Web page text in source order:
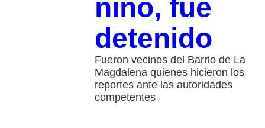
niño, fue
detenido
Fueron vecinos del Barrio de La
Magdalena quienes hicieron los
reportes ante las autoridades
competentes